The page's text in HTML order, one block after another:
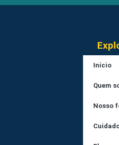
Início
Quem
Nosso